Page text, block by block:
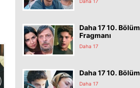
Daha 17 10. Bölüm
Fragmanı
Daha 17
Daha 17 10. Bölüm
Daha 17